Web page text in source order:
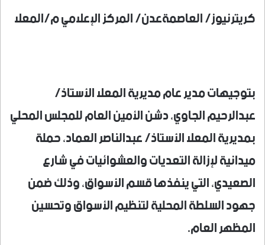
كريترنيوز/ العاصمةعدن/ المركز الإعلامي م/المعلا
بتوجيهات مدير عام مديرية المعلا الأستاذ/
عبدالرحيم الجاوي، دشن الأمين العام للمجلس المحلي
بمديرية المعلا الأستاذ/ عبدالناصر العماد، حملة
ميدانية لإزالة التعديات والعشوائيات في شارع
الصعيدي، التي ينفذها قسم الأسواق، وذلك ضمن
جهود السلطة المحلية لتنظيم الأسواق وتحسين
المظهر العام.